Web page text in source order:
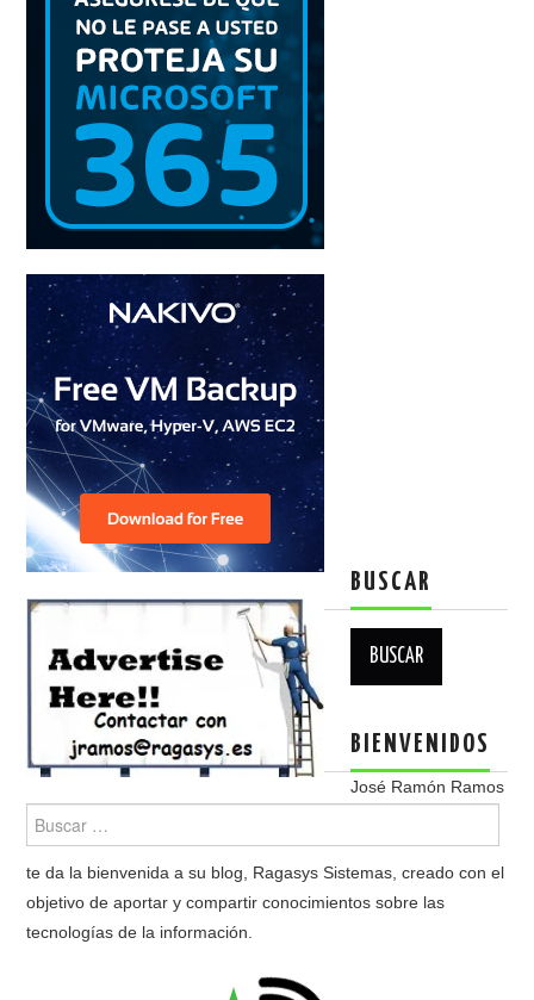
BUSCAR
BIENVENIDOS
José Ramón Ramos
te da la bienvenida a su blog, Ragasys Sistemas, creado con el
objetivo de aportar y compartir conocimientos sobre las
tecnologías de la información.